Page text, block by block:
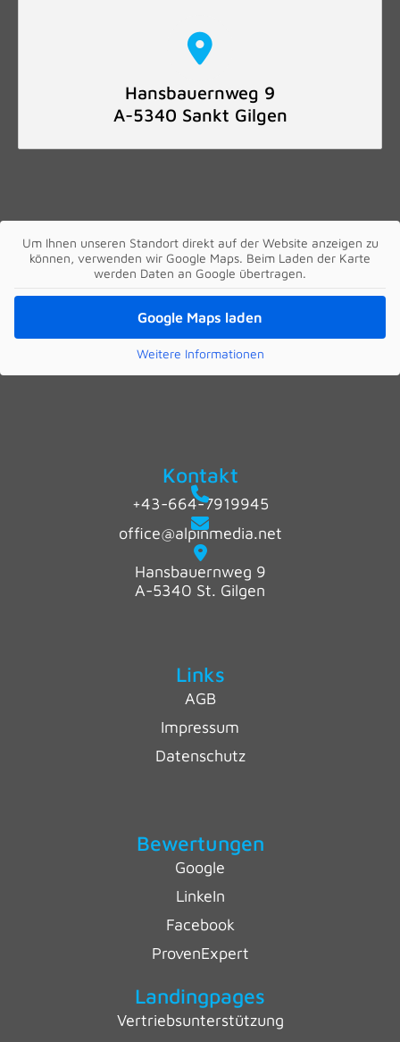
Hansbauernweg 9
A-5340 Sankt Gilgen
Um Ihnen unseren Standort direkt auf der Website anzeigen zu
können, verwenden wir Google Maps. Beim Laden der Karte
werden Daten an Google übertragen.
Google Maps laden
Weitere Informationen
Kontakt
+43-664-7919945
office@alpinmedia.net
Hansbauernweg 9
A-5340 St. Gilgen
Links
AGB
Impressum
Datenschutz
Bewertungen
Google
LinkeIn
Facebook
ProvenExpert
Landingpages
Vertriebsunterstützung